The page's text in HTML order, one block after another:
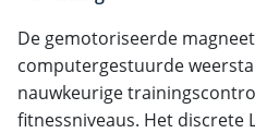
De gemotoriseerde
computergestuurde
nauwkeurige
fitnessniveaus. Het discrete